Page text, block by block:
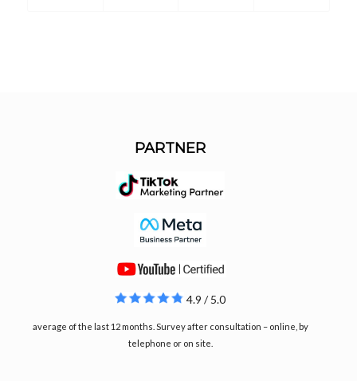
PARTNER
4.9 / 5.0
average of the last 12 months. Survey after consultation – online, by
telephone or on site.